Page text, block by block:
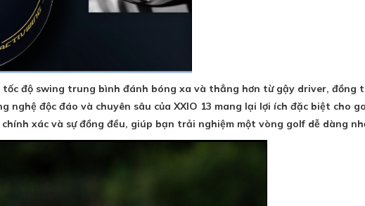
độ swing trung bình đánh bóng xa và thẳng hơn từ gậy driver, đồng
nghệ độc đáo và chuyên sâu của XXIO 13 mang lại lợi ích đặc biệt cho
xác và sự đồng đều, giúp bạn trải nghiệm một vòng golf dễ dàng